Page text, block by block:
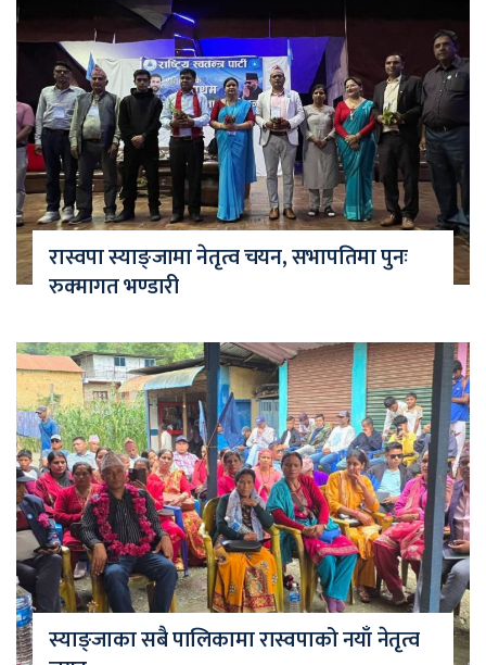
रास्वपा स्याङ्जामा नेतृत्व चयन, सभापतिमा पुनः
रुक्मागत भण्डारी
स्याङ्जाका सबै पालिकामा रास्वपाको नयाँ नेतृत्व